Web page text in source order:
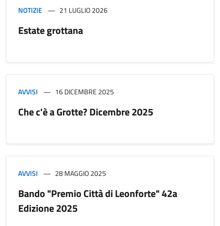
NOTIZIE 21 LUGLIO 2026
Estate grottana
AVVISI 16 DICEMBRE 2025
Che c'è a Grotte? Dicembre 2025
AVVISI 28 MAGGIO 2025
Bando "Premio Città di Leonforte" 42a
Edizione 2025